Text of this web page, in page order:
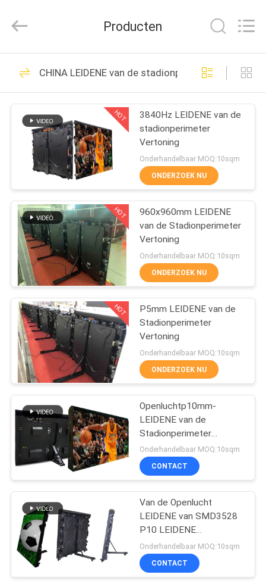
HUIS
PRODUCTEN
SHOW
ONGEVEER
ONS
FABRIEKSREIS
KWALITEITSCONTROLE
NIEUWS
SITEMAP
PRIVACYBELEID
Limited.
HD LEIDENE
Vertoning
175
COB LED-scherm
22
LEIDENE
Reclamevertoning
LEIDENE van de
stadiumhuur
Vertoning
207
54
Producten
CHINA LEIDENE van de stadionperimeter Vertoning
HOT
3840Hz LEIDENE van de
stadionperimeter
Vertoning
Onderhandelbaar MOQ:10sqm
ONDERZOEK NU
HOT
960x960mm LEIDENE
van de Stadionperimeter
Vertoning
Onderhandelbaar MOQ:10sqm
ONDERZOEK NU
HOT
P5mm LEIDENE van de
Stadionperimeter
Vertoning
Onderhandelbaar MOQ:10sqm
ONDERZOEK NU
Openluchtp10mm-
LEIDENE van de
Stadionperimeter
Vertonings Hoge
Helderheid 6000nits
Onderhandelbaar MOQ:10sqm
CONTACT
Van de Openlucht
LEIDENE van SMD3528
P10 LEIDENE
Vertonings6000nits het
Hoge Helderheid Scherm
Onderhandelbaar MOQ:10sqm
CONTACT